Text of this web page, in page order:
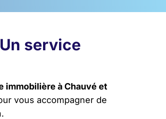
service
immobilière à Chauvé et
vous accompagner de